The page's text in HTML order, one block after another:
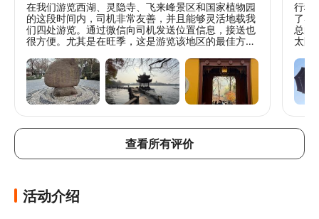
在我们游览西湖、灵隐寺、飞来峰景区和国家植物园
的这段时间内，司机非常友善，并且能够灵活地载我
们四处游览。通过微信向司机发送位置信息，接送也
很方便。尤其是在旺季，这是游览该地区的最佳方
行程
了导
总的
太阳
查看所有评价
活动介绍